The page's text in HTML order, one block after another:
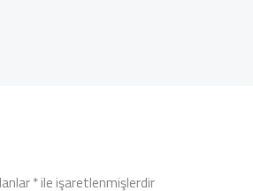
*ile işaretlenmişlerdir